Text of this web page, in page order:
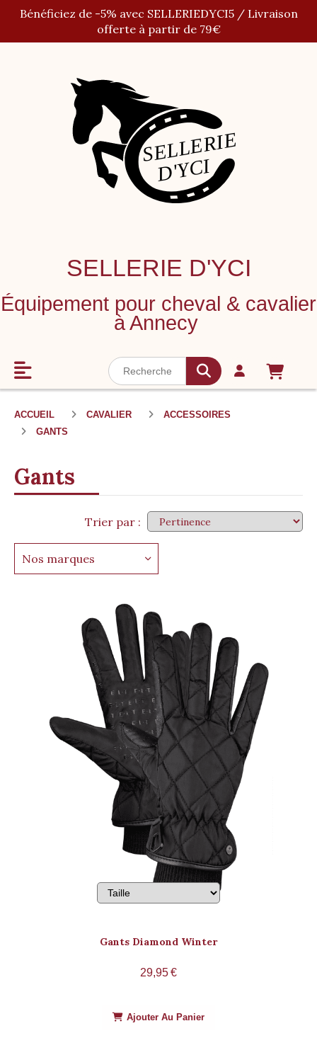
Bénéficiez de -5% avec SELLERIEDYCI5 / Livraison
offerte à partir de 79€
SELLERIE D'YCI
Équipement pour cheval & cavalier
à Annecy
ACCUEIL CAVALIER
ACCESSOIRES
GANTS
Gants
Trier par :
Nos marques
Gants Diamond Winter
29,95€
Ajouter Au Panier